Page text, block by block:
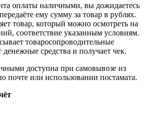
оплаты наличными, вы дожидаетесь
ему сумму за товар в рублях.
товар, который можно осмотреть на
соответствие указанным условиям.
товаросопроводительные
средства и получает чек.
доступна при самовывозе из
почте или использовании постамата.